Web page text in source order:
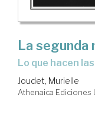
La segunda
lo que hacen
Joudet, Murielle
Athenaica Ediciones